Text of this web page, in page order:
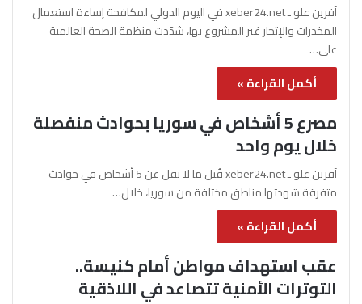
آفرين علو ـ xeber24.net في اليوم الدولي لمكافحة إساءة استعمال
المخدرات والإتجار غير المشروع بها، شدّدت منظمة الصحة العالمية
على…
أكمل القراءة »
مصرع 5 أشخاص في سوريا بحوادث منفصلة
خلال يوم واحد
آفرين علو ـ xeber24.net قُتل ما لا يقل عن 5 أشخاص في حوادث
متفرقة شهدتها مناطق مختلفة من سوريا، خلال…
أكمل القراءة »
عقب استهداف مواطن أمام كنيسة..
التوترات الأمنية تتصاعد في اللاذقية